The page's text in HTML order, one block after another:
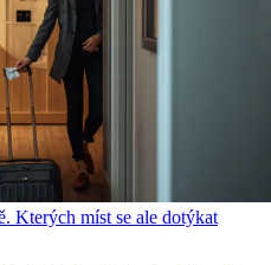
Kterých míst se ale dotýkat